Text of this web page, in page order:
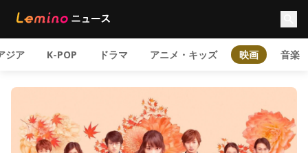
ジア K-POP ドラマ アニメ・キッズ 映画 音楽